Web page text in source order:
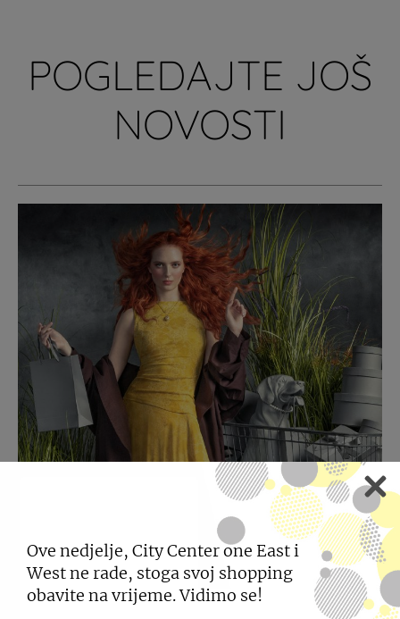
POGLEDAJTE JOŠ
NOVOSTI
NE PROPUSTITE VELIKO
Ove nedjelje, City Center one East i
West ne rade, stoga svoj shopping
obavite na vrijeme. Vidimo se!